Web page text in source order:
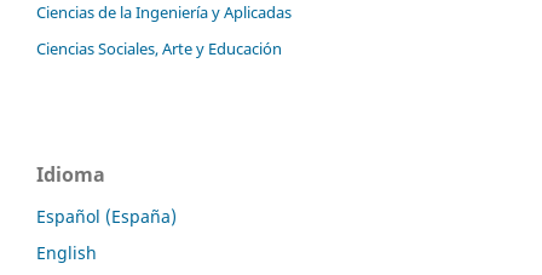
Ciencias de la Ingeniería y Aplicadas
Ciencias Sociales, Arte y Educación
Idioma
Español (España)
English